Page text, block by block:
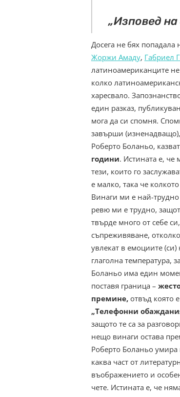
„Изповед на
Досега не бях попадала
Жоржи Амаду, Габриел
латиноамериканците
колко
харесвало.
един разказ,
мога да си спомня.
завърши
Роберто Боланьо,
години. Истината е, че
тези, които го
е малко, така че
Винаги ми е най-
ревю ми е трудно,
твърде много от себе
съпреживяване,
увлекат в емоциите
глаголна температура,
Боланьо има един
поставя граница –
премине, отвъд която
„Телефонни
защото те са за
нещо винаги остава
Роберто Боланьо умира
каква част от
въображението и
чете. Истината е, че